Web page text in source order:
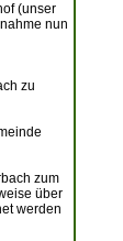
(unser
nun
zu
zum
über
werden